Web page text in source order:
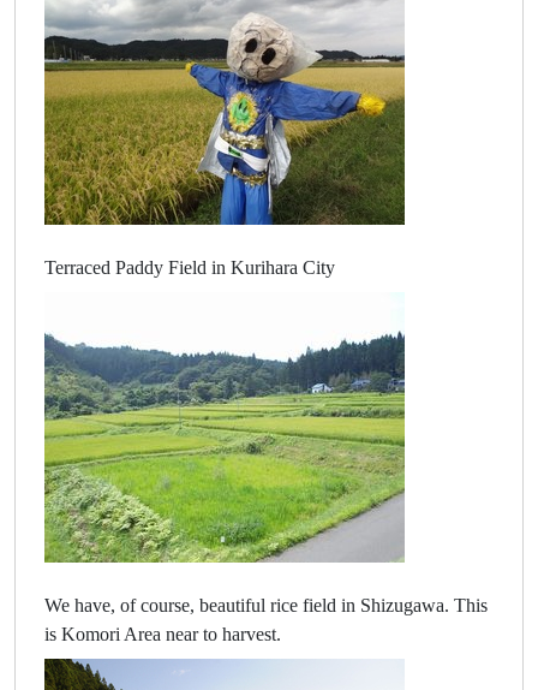
Terraced Paddy Field in Kurihara City
We have, of course, beautiful rice field in Shizugawa. This
is Komori Area near to harvest.